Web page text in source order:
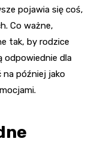
pojawia się coś,
Co ważne,
tak, by rodzice
odpowiednie dla
na później jako